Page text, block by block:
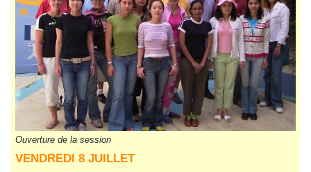
Ouverture de la session
VENDREDI 8 JUILLET